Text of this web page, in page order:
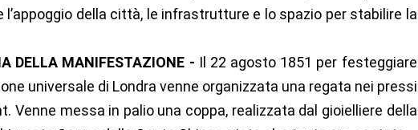
l’appoggio della città, le infrastrutture e lo spazio per stabilire la
DELLA MANIFESTAZIONE - Il 22 agosto 1851 per festeggiare
universale di Londra venne organizzata una regata nei pressi
Venne messa in palio una coppa, realizzata dal gioielliere della